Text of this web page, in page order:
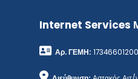
Internet Services
Αρ. ΓΕΜΗ: